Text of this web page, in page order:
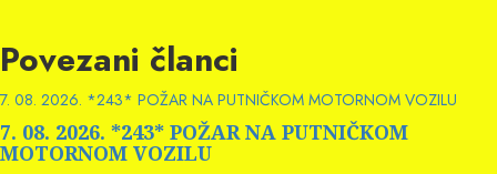
Povezani članci
7. 08. 2026. *243* POŽAR NA PUTNIČKOM MOTORNOM VOZILU
7. 08. 2026. *243* POŽAR NA PUTNIČKOM
MOTORNOM VOZILU